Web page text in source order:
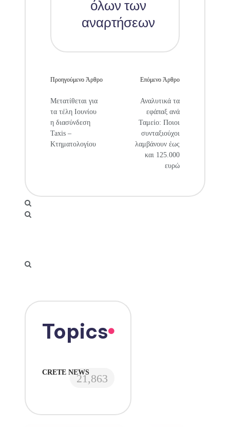
όλων των
αναρτήσεων
Προηγούμενο Άρθρο
Μετατίθεται για
τα τέλη Ιουνίου
η διασύνδεση
Taxis –
Κτηματολογίου
Επόμενο Άρθρο
Αναλυτικά τα
εφάπαξ ανά
Ταμείο: Ποιοι
συνταξιούχοι
λαμβάνουν έως
και 125.000
ευρώ​
Topics
CRETE NEWS
21,863